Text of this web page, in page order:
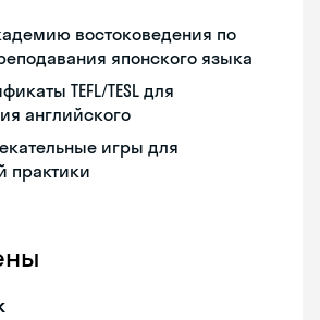
востоковедения по
японского языка
TEFL/TESL для
английского
игры для
практики